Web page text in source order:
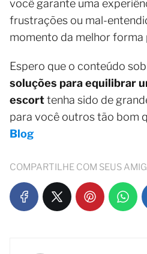
você garante uma
frustrações ou mal-
momento da melhor forma
Espero que o conteúdo
soluções para equilibrar
escorttenha sido de
para você outros tão bom
Blog
COMPARTILHE COM SEUS